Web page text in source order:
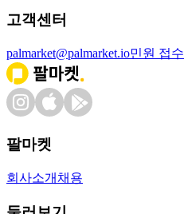
고객센터
palmarket@palmarket.io민원 접수
팔마켓
회사소개 채용